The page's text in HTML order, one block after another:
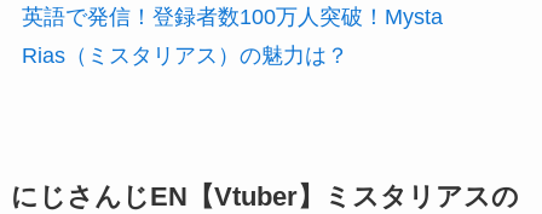
英語で発信！登録者数100万人突破！Mysta
Rias（ミスタリアス）の魅力は？
にじさんじEN【Vtuber】ミスタリアスの